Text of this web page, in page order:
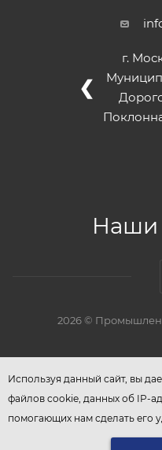
г.
❮
Наши
2026 ©
Используя данный сайт, вы
файлов cookie, данных об IP-
помогающих нам сделать его